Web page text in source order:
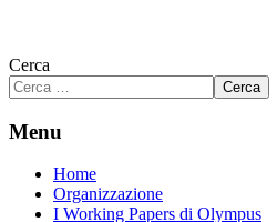
Cerca
Cerca
Menu
Home
Organizzazione
I Working Papers di Olympus